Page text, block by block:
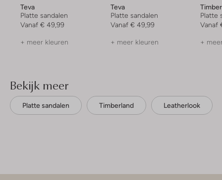
Teva
Platte sandalen
Vanaf € 49,99
+ meer kleuren
Teva
Platte sandalen
Vanaf € 49,99
+ meer kleuren
Platte
Vanaf
+
Bekijk meer
Platte sandalen Timberland Leatherlook